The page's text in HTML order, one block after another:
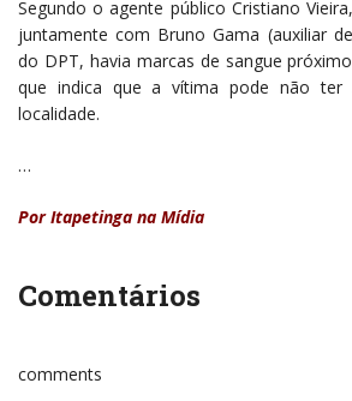
Segundo o agente público Cristiano
juntamente com Bruno Gama (auxiliar
do DPT, havia marcas de sangue
que indica que a vítima pode não ter
localidade.
…
Por Itapetinga na Mídia
Comentários
comments